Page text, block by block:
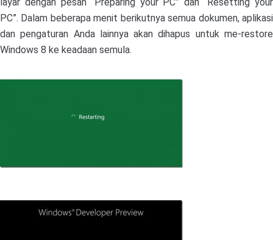
PC”. Dalam beberapa menit berikutnya semua dokumen, aplikasi
dan pengaturan Anda lainnya akan dihapus untuk me-restore
Windows 8 ke keadaan semula.